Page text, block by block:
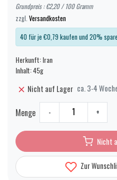
Grundpreis : €2,20 / 100 Gramm
zzgl. Versandkosten
40 für je €0,79 kaufen und 20%
Herkunft: Iran
Inhalt: 45g
Nicht auf Lager ca. 3-4
Menge - +
Nicht
Zur